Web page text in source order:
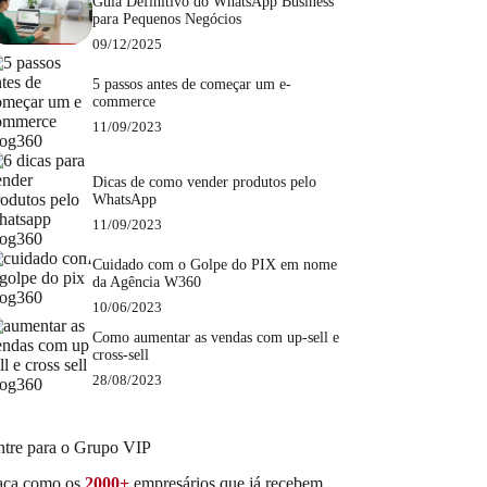
para Pequenos Negócios
09/12/2025
5 passos antes de começar um e-
commerce
11/09/2023
Dicas de como vender produtos pelo
WhatsApp
11/09/2023
Cuidado com o Golpe do PIX em nome
da Agência W360
10/06/2023
Como aumentar as vendas com up-sell e
cross-sell
28/08/2023
para o Grupo VIP
como os 2000+ empresários que já recebem